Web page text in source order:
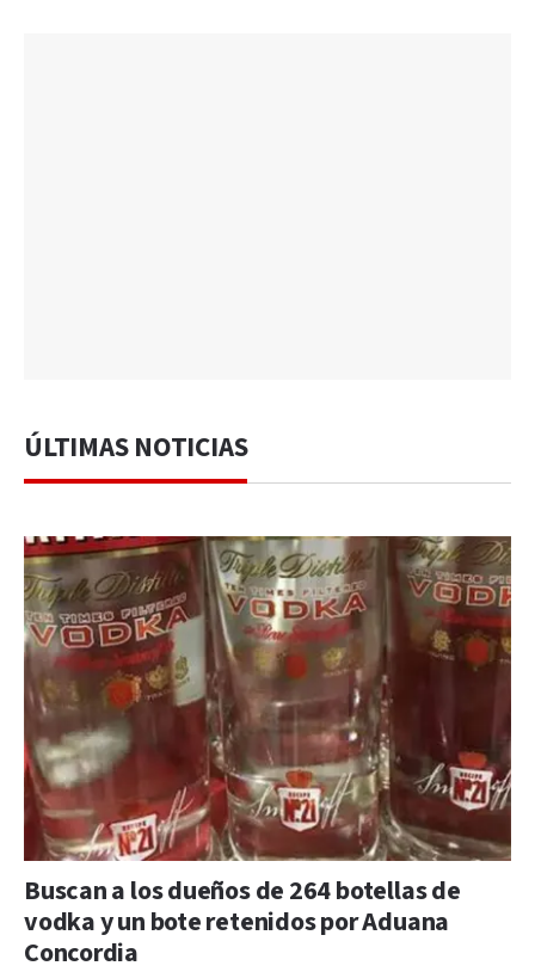
ÚLTIMAS NOTICIAS
Buscan a los dueños de 264 botellas de
vodka y un bote retenidos por Aduana
Concordia